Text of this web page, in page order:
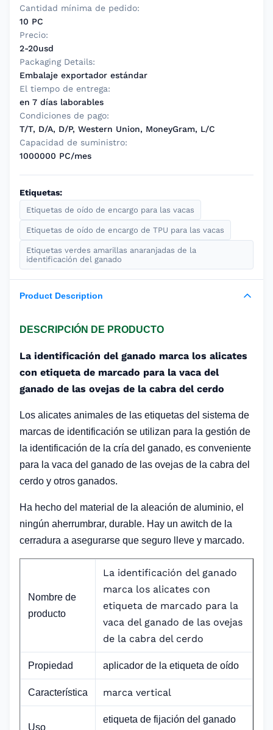
Cantidad mínima de pedido:
10 PC
Precio:
2-20usd
Packaging Details:
Embalaje exportador estándar
El tiempo de entrega:
en 7 días laborables
Condiciones de pago:
T/T, D/A, D/P, Western Union, MoneyGram, L/C
Capacidad de suministro:
1000000 PC/mes
Etiquetas:
Etiquetas de oído de encargo para las vacas
Etiquetas de oído de encargo de TPU para las vacas
Etiquetas verdes amarillas anaranjadas de la
identificación del ganado
Product Description
DESCRIPCIÓN DE PRODUCTO
La identificación del ganado marca los alicates
con etiqueta de marcado para la vaca del
ganado de las ovejas de la cabra del cerdo
Los alicates animales de las etiquetas del sistema de
marcas de identificación se utilizan para la gestión de
la identificación de la cría del ganado, es conveniente
para la vaca del ganado de las ovejas de la cabra del
cerdo y otros ganados.
Ha hecho del material de la aleación de aluminio, el
ningún aherrumbrar, durable. Hay un awitch de la
cerradura a asegurarse que seguro lleve y marcado.
Nombre de
producto
La identificación del ganado
marca los alicates con
etiqueta de marcado para la
vaca del ganado de las ovejas
de la cabra del cerdo
Propiedad aplicador de la etiqueta de oído
Característica marca vertical
Uso
etiqueta de fijación del ganado